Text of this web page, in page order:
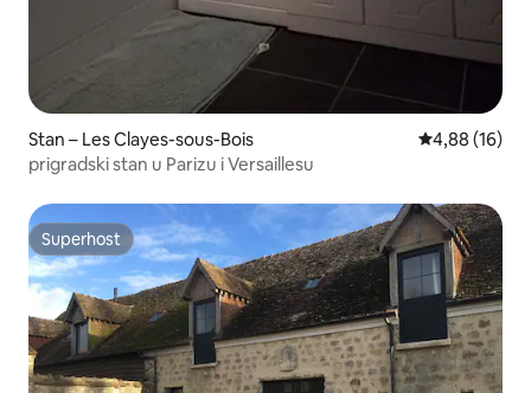
Stan – Les Clayes-sous-Bois Prosječna
4,88 (16)
prigradski stan u Parizu i Versaillesu
Superhost
Superhost